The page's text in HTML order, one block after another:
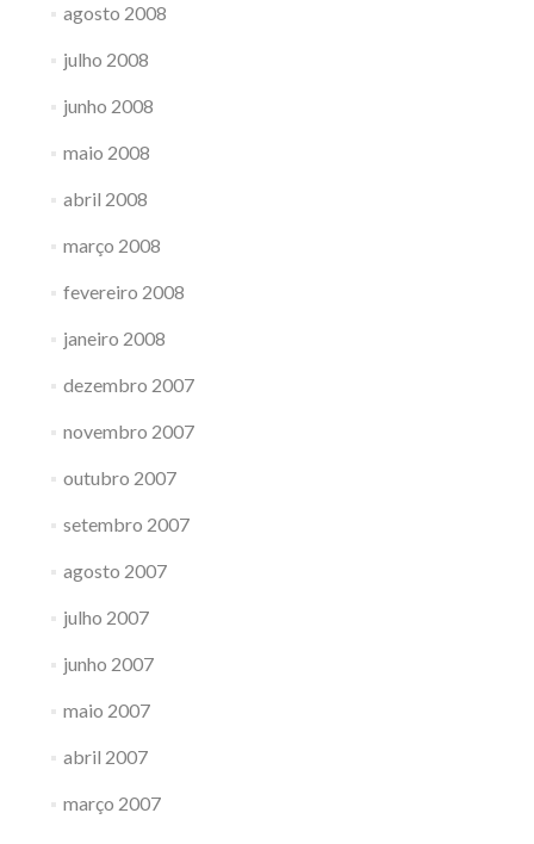
agosto 2008
julho 2008
junho 2008
maio 2008
abril 2008
março 2008
fevereiro 2008
janeiro 2008
dezembro 2007
novembro 2007
outubro 2007
setembro 2007
agosto 2007
julho 2007
junho 2007
maio 2007
abril 2007
março 2007